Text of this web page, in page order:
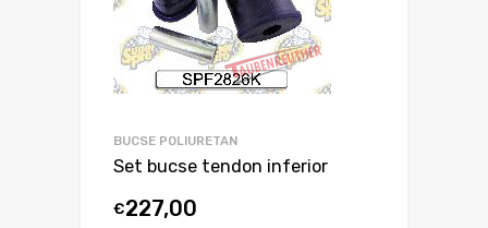
BUCSE POLIURETAN
Set bucse tendon inferior
€227,00